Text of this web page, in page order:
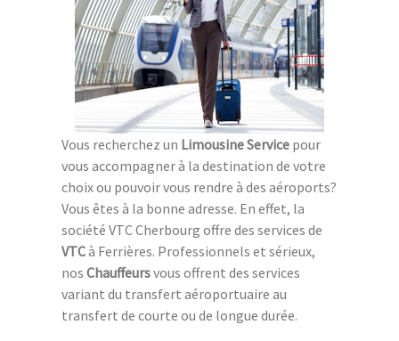
Vous recherchez un Limousine Service pour
vous accompagner à la destination de votre
choix ou pouvoir vous rendre à des aéroports?
Vous êtes à la bonne adresse. En effet, la
société VTC Cherbourg offre des services de
VTCà Ferrières. Professionnels et sérieux,
nos Chauffeursvous offrent des services
variant du transfert aéroportuaire au
transfert de courte ou de longue durée.